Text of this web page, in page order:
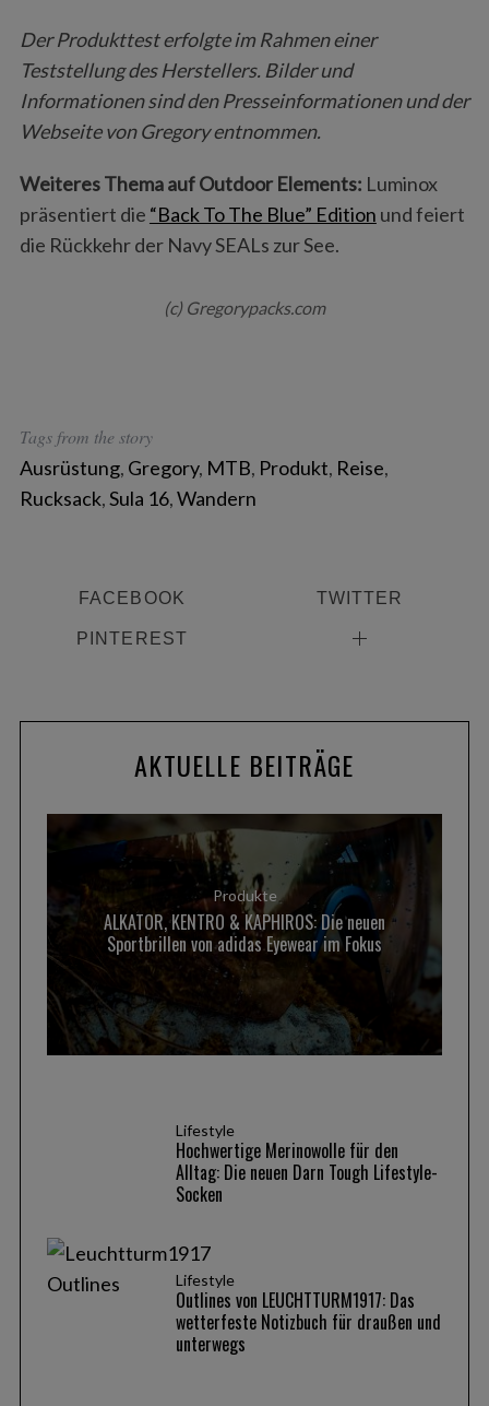
Der Produkttest erfolgte im Rahmen einer
Teststellung des Herstellers. Bilder und
Informationen sind den Presseinformationen und der
Webseite von Gregory entnommen.
Weiteres Thema auf Outdoor Elements: Luminox
präsentiert die “Back To The Blue” Edition und feiert
die Rückkehr der Navy SEALs zur See.
(c) Gregorypacks.com
Tags from the story
Ausrüstung, Gregory, MTB, Produkt, Reise,
Rucksack,Sula 16,Wandern
FACEBOOK TWITTER
PINTEREST
AKTUELLE BEITRÄGE
Produkte
ALKATOR, KENTRO & KAPHIROS: Die neuen
Sportbrillen von adidas Eyewear im Fokus
Lifestyle
Hochwertige Merinowolle für den
Alltag: Die neuen Darn Tough Lifestyle-
Socken
Lifestyle
Outlines von LEUCHTTURM1917: Das
wetterfeste Notizbuch für draußen und
unterwegs
e
: